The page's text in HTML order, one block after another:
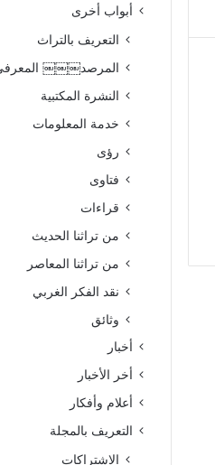
أبواب أخرى
التعريف بالتراث
المرصد￼￼￼
النشرة المكتبية
خدمة المعلومات
رؤى
فتاوى
قراءات
من تراثنا الحديث
من تراثنا المعاصر
نقد الفكر الغربي
وثائق
أخبار
أخر الأخبار
أعلام وأفكار
التعريف بالمجلة
الاشتراكات